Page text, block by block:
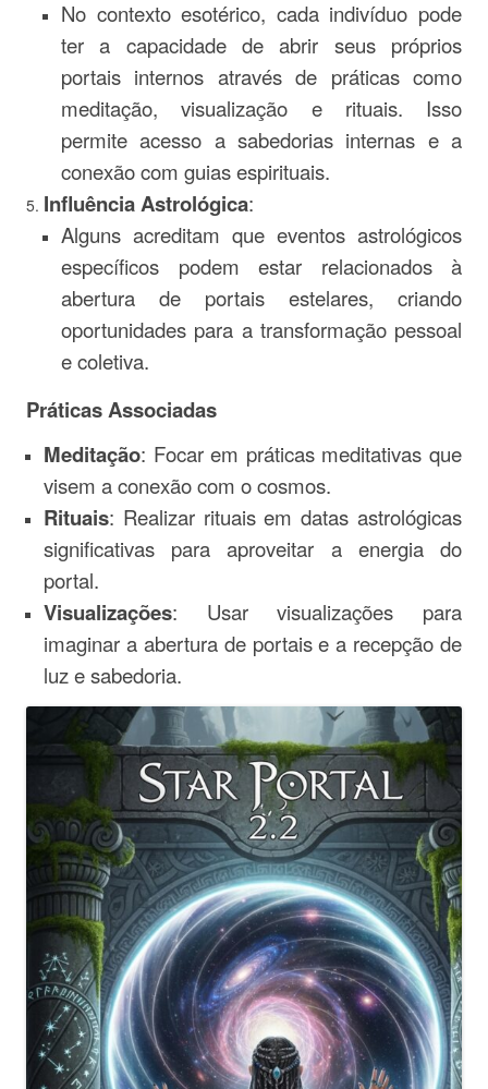
No contexto esotérico, cada indivíduo pode
ter a capacidade de abrir seus próprios
portais internos através de práticas como
meditação, visualização e rituais. Isso
permite acesso a sabedorias internas e a
conexão com guias espirituais.
Influência Astrológica:
Alguns acreditam que eventos astrológicos
específicos podem estar relacionados à
abertura de portais estelares, criando
oportunidades para a transformação pessoal
e coletiva.
Práticas Associadas
Meditação: Focar em práticas meditativas que
visem a conexão com o cosmos.
Rituais: Realizar rituais em datas astrológicas
significativas para aproveitar a energia do
portal.
Visualizações: Usar visualizações para
imaginar a abertura de portais e a recepção de
luz e sabedoria.